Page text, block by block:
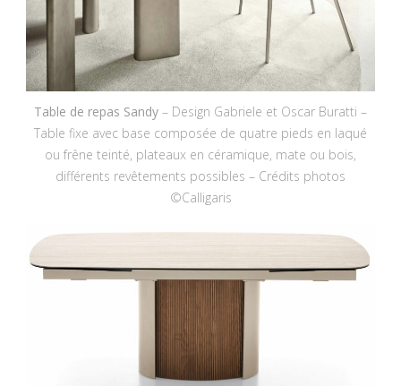
Table de repas Sandy – Design Gabriele et Oscar Buratti –
Table fixe avec base composée de quatre pieds en laqué
ou frêne teinté, plateaux en céramique, mate ou bois,
différents revêtements possibles – Crédits photos
©Calligaris